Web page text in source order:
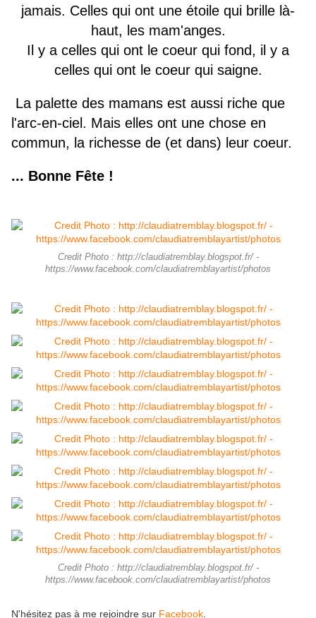
jamais. Celles qui ont une étoile qui brille là-
haut, les mam'anges.
Il y a celles qui ont le coeur qui fond, il y a
celles qui ont le coeur qui saigne.
La palette des mamans est aussi riche que
l'arc-en-ciel. Mais elles ont une chose en
commun, la richesse de (et dans) leur coeur.
..​. Bonne Fête !
Credit Photo : http://claudiatremblay.blogspot.fr/ -
https://www.facebook.com/claudiatremblayartist/photos
Credit Photo : http://claudiatremblay.blogspot.fr/ -
https://www.facebook.com/claudiatremblayartist/photos
N'hésitez pas à me rejoindre sur Facebook